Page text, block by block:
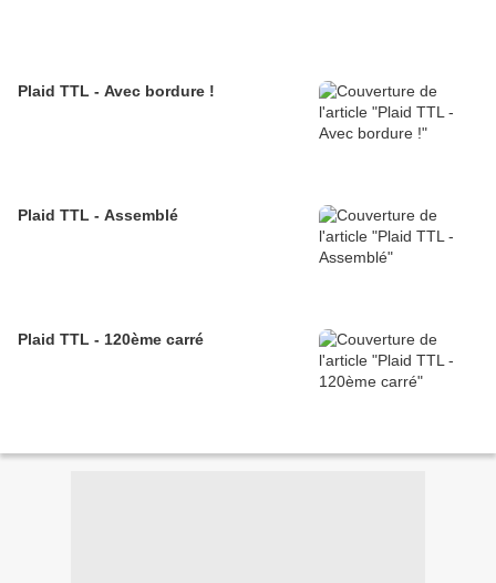
Plaid TTL - Avec bordure !
Plaid TTL - Assemblé
Plaid TTL - 120ème carré